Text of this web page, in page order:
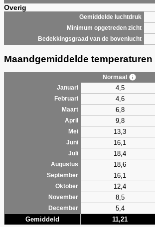
Overig
Gemiddelde luchtdruk
Minimum opgetreden zicht
Bedekkingsgraad van de bovenlucht
Maandgemiddelde temperaturen
Normaal
Januari
4,5
Februari 4,6
Maart
6,8
April
9,8
Mei
13,3
Juni
16,1
Juli
18,4
Augustus
18,6
September
16,1
Oktober
12,4
November
8,5
December
5,4
Gemiddeld 11,21